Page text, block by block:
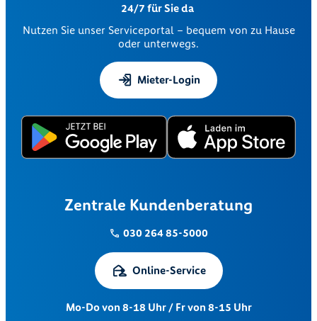
24/7 für Sie da
Nutzen Sie unser Serviceportal – bequem von zu Hause
oder unterwegs.
Mieter-Login
Zentrale Kundenberatung
030 264 85-5000
Online-Service
Mo-Do von 8-18 Uhr / Fr von 8-15 Uhr